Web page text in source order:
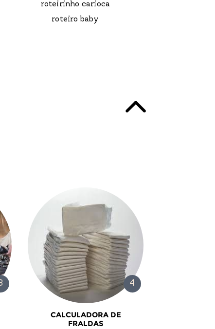
roteirinho carioca
roteiro baby
CALCULADORA DE
FRALDAS